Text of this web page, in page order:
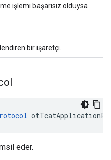
işlemi başarısız olduysa
bir işaretçi.
eder.